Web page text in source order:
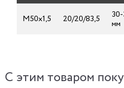
М50х1,5 20/20/83,5
мм
C этим товаром